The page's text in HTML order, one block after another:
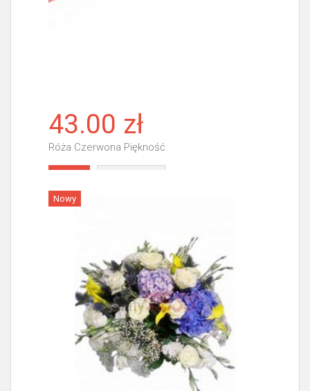
43.00 zł
Róża Czerwona Piękność
Nowy